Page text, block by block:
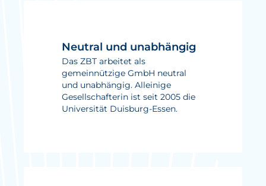
Veranstaltungen
Publikationen
Awards und Auszeichnungen
Neutral und unabhängig
Das ZBT arbeitet als
gemeinnützige GmbH neutral
und unabhängig. Alleinige
Gesellschafterin ist seit 2005 die
Universität Duisburg-Essen.